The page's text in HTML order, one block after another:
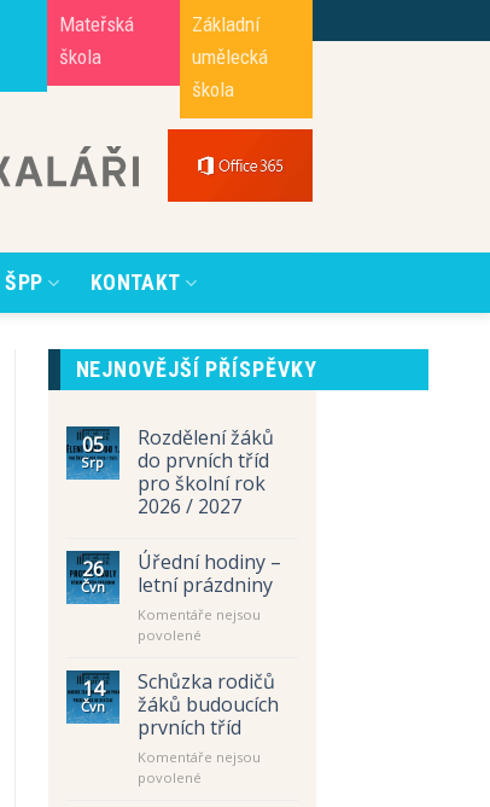
Mateřská
škola
Základní
umělecká
škola
ŠPP KONTAKT
NEJNOVĚJŠÍ PŘÍSPĚVKY
05
Srp
Rozdělení žáků
do prvních tříd
pro školní rok
2026 / 2027
26
Čvn
Úřední hodiny –
letní prázdniny
Komentáře nejsou
povolenéu
s
názvem
Úřední
hodiny
–
letní
14
Čvn
Schůzka rodičů
žáků budoucích
prvních tříd
Komentáře nejsou
povolenéu